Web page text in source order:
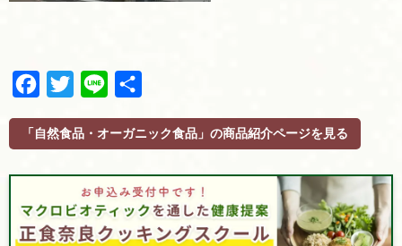
c
o
k
w
i
r
「自然食品・オーガニック食品」の商品紹介ページを見る